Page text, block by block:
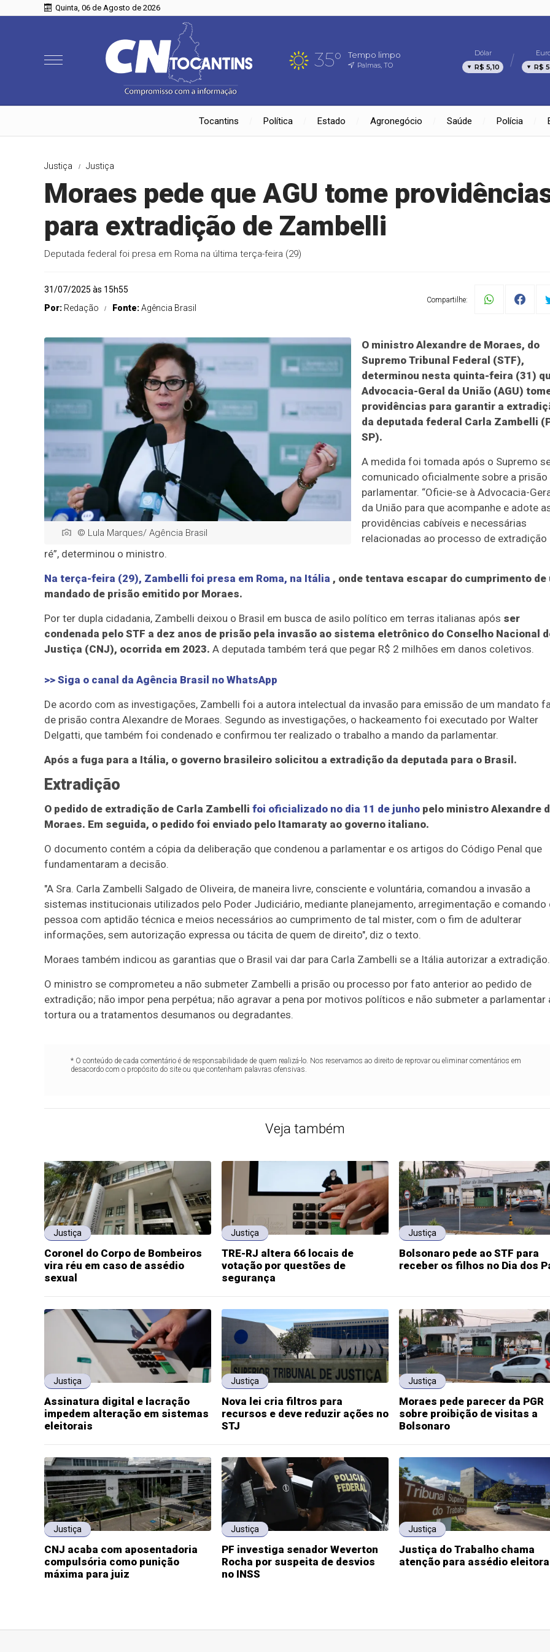
Quinta, 06 de Agosto de 2026
35° Tempo limpo
Palmas, TO
Dólar
R$ 5,10
R$
Tocantins Política Estado Agronegócio Saúde Polícia
Justiça Justiça
Moraes pede que AGU tome
para extradição de Zambelli
Deputada federal foi presa em Roma na última terça-feira (29)
31/07/2025 às 15h55
Por: Redação Fonte:Agência Brasil
Compartilhe:
© Lula Marques/ Agência Brasil
O ministro Alexandre de Moraes, do
Supremo Tribunal Federal (STF),
determinou nesta quinta-feira (31)
Advocacia-Geral da União (AGU)
providências para garantir a
da deputada federal Carla Zambelli
SP).
A medida foi tomada após o Supremo
comunicado oficialmente sobre a prisão
parlamentar. “Oficie-se à Advocacia-
da União para que acompanhe e adote
providências cabíveis e necessárias
relacionadas ao processo de extradição
ré”, determinou o ministro.
Na terça-feira (29), Zambelli foi presa em Roma, na Itália , onde tentava escapar do cumprimento de
mandado de prisão emitido por Moraes.
Por ter dupla cidadania, Zambelli deixou o Brasil em busca de asilo político em terras italianas após ser
condenada pelo STF a dez anos de prisão pela invasão ao sistema eletrônico do Conselho Nacional
Justiça (CNJ), ocorrida em 2023. A deputada também terá que pegar R$ 2 milhões em danos coletivos.
>> Siga o canal da Agência Brasil no WhatsApp
De acordo com as investigações, Zambelli foi a autora intelectual da invasão para emissão de um mandato
de prisão contra Alexandre de Moraes. Segundo as investigações, o hackeamento foi executado por Walter
Delgatti, que também foi condenado e confirmou ter realizado o trabalho a mando da parlamentar.
Após a fuga para a Itália, o governo brasileiro solicitou a extradição da deputada para o Brasil.
Extradição
O pedido de extradição de Carla Zambelli foi oficializado no dia 11 de junho pelo ministro Alexandre
Moraes. Em seguida, o pedido foi enviado pelo Itamaraty ao governo italiano.
O documento contém a cópia da deliberação que condenou a parlamentar e os artigos do Código Penal que
fundamentaram a decisão.
"A Sra. Carla Zambelli Salgado de Oliveira, de maneira livre, consciente e voluntária, comandou a invasão a
sistemas institucionais utilizados pelo Poder Judiciário, mediante planejamento, arregimentação e comando
pessoa com aptidão técnica e meios necessários ao cumprimento de tal mister, com o fim de adulterar
informações, sem autorização expressa ou tácita de quem de direito", diz o texto.
Moraes também indicou as garantias que o Brasil vai dar para Carla Zambelli se a Itália autorizar a extradição.
O ministro se comprometeu a não submeter Zambelli a prisão ou processo por fato anterior ao pedido de
extradição; não impor pena perpétua; não agravar a pena por motivos políticos e não submeter a parlamentar
tortura ou a tratamentos desumanos ou degradantes.
* O conteúdo de cada comentário é de responsabilidade de quem realizá-lo. Nos reservamos ao direito de reprovar ou eliminar comentários em
desacordo com o propósito do site ou que contenham palavras ofensivas.
Veja também
Justiça
Coronel do Corpo de Bombeiros
vira réu em caso de assédio
sexual
Justiça
TRE-RJ altera 66 locais de
votação por questões de
segurança
Justiça
Bolsonaro pede ao STF para
receber os filhos no Dia dos
Justiça
Assinatura digital e lacração
impedem alteração em sistemas
eleitorais
Justiça
Nova lei cria filtros para
recursos e deve reduzir ações no
STJ
Justiça
Moraes pede parecer da PGR
sobre proibição de visitas a
Bolsonaro
Justiça
CNJ acaba com aposentadoria
compulsória como punição
máxima para juiz
Justiça
PF investiga senador Weverton
Rocha por suspeita de desvios
no INSS
Justiça
Justiça do Trabalho chama
atenção para assédio